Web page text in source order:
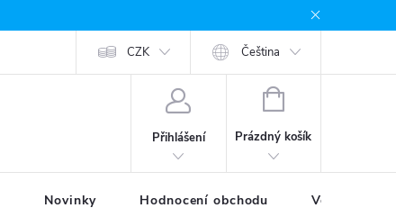
Provizní systém Moje objednávka
CZK Čeština
Přihlášení
NÁKUPNÍ
Prázdný košík
Novinky Hodnocení obchodu Věrnostní